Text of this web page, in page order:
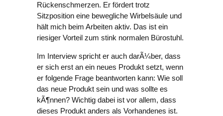
Rückenschmerzen. Er fördert trotz
Sitzposition eine bewegliche Wirbelsäule und
hält mich beim Arbeiten aktiv. Das ist ein
riesiger Vorteil zum stink normalen Bürostuhl.
Im Interview spricht er auch darÃ¼ber, dass
er sich erst an ein neues Produkt setzt, wenn
er folgende Frage beantworten kann: Wie soll
das neue Produkt sein und was sollte es
kÃ¶nnen? Wichtig dabei ist vor allem, dass
dieses Produkt anders als Vorhandenes ist.